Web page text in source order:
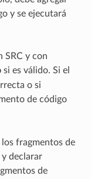
y se ejecutará
SRC y con
si es válido. Si el
o si
de código
fragmentos de
declarar
de